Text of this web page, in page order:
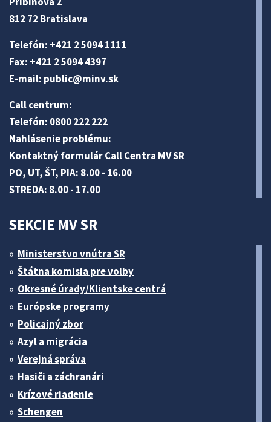
812 72 Bratislava
Telefón: +421 2 5094 1111
Fax: +421 2 5094 4397
E-mail: public@minv.sk
Call centrum:
Telefón: 0800 222 222
Nahlásenie problému:
Kontaktný formulár Call Centra MV SR
PO, UT, ŠT, PIA: 8.00 - 16.00
STREDA: 8.00 - 17.00
SEKCIE MV SR
Ministerstvo vnútra SR
Štátna komisia pre volby
Okresné úrady/Klientske centrá
Európske programy
Policajný zbor
Azyl a migrácia
Verejná správa
Hasiči a záchranári
Krízové riadenie
Schengen